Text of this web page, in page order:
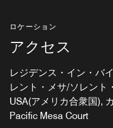
ロケーション
アクセス
レジデンス・イン・バ
レント・メサ/ソレント
USA(アメリカ合衆国),
Pacific Mesa Court